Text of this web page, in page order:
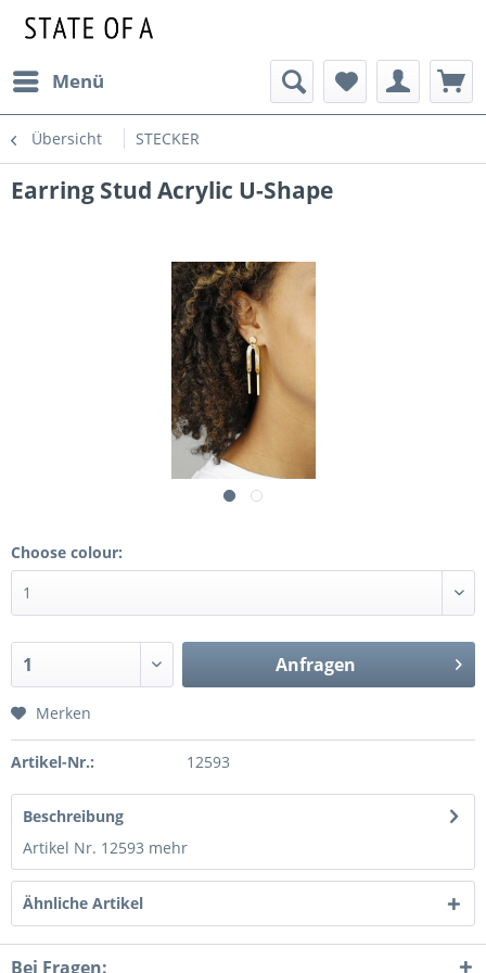
Menü
Übersicht STECKER
Earring Stud Acrylic U-Shape
Choose colour:
Anfragen
Merken
Artikel-Nr.: 12593
Beschreibung
Artikel Nr. 12593 mehr
Ähnliche Artikel
Bei Fragen: